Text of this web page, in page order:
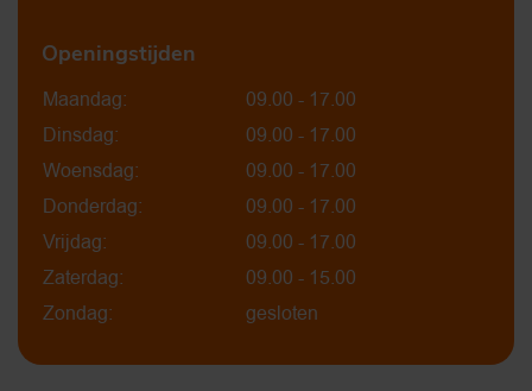
Openingstijden
Maandag:
09.00 - 17.00
Dinsdag:
09.00 - 17.00
Woensdag:
09.00 - 17.00
Donderdag:
09.00 - 17.00
Vrijdag:
09.00 - 17.00
Zaterdag:
09.00 - 15.00
Zondag:
gesloten